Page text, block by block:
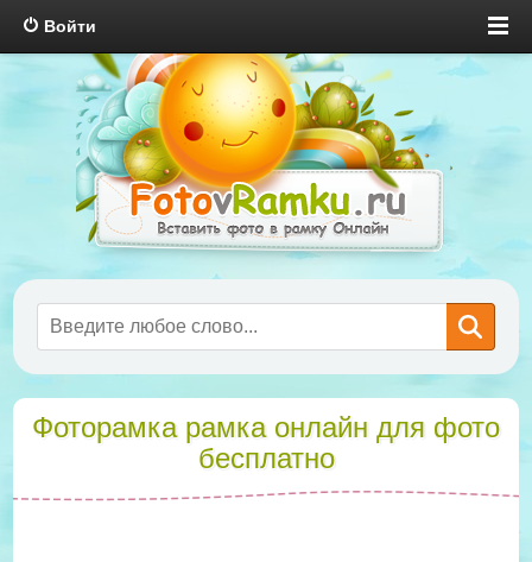
Войти
Фоторамка рамка онлайн для фото
бесплатно